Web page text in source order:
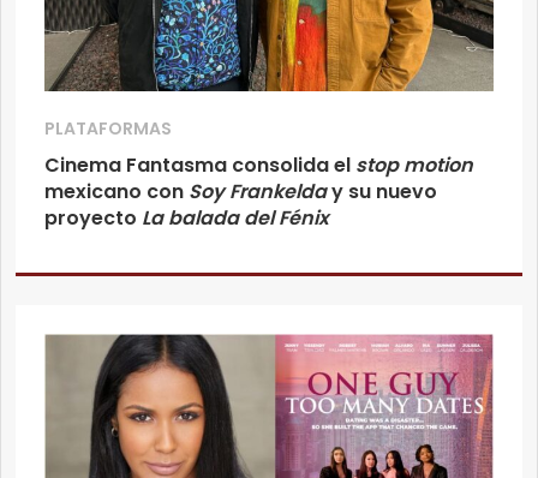
PLATAFORMAS
Cinema Fantasma consolida el stop motion
mexicano con Soy Frankelday su nuevo
proyecto La balada del Fénix